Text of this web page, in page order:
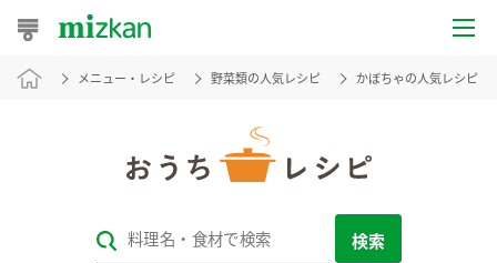
おうちレシピ
レシピカテゴリ一覧
メニュー・レシピ 野菜類の人気レシピ かぼちゃの人気レシピ
検索